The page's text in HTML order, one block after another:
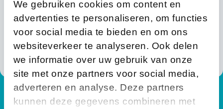
We gebruiken cookies om content en
advertenties te personaliseren, om functies
voor social media te bieden en om ons
websiteverkeer te analyseren. Ook delen
we informatie over uw gebruik van onze
site met onze partners voor social media,
adverteren en analyse. Deze partners
kunnen deze gegevens combineren met
login